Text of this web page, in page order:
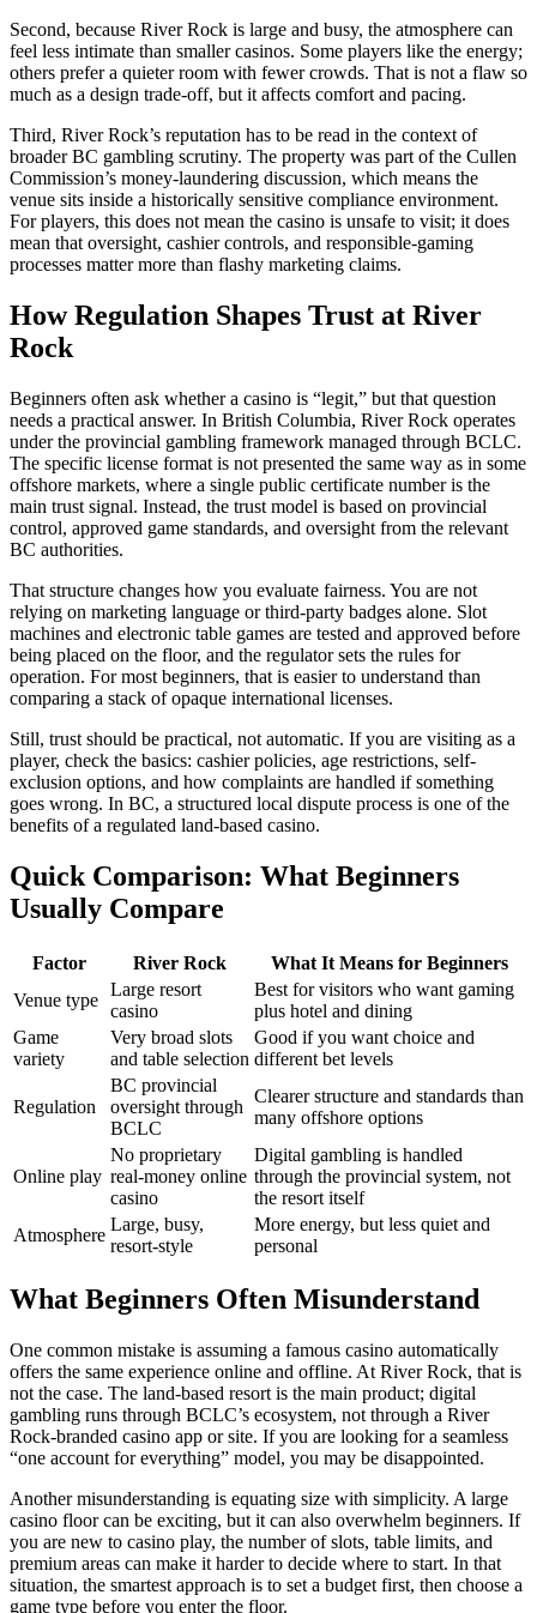
Second, because River Rock is large and busy, the atmosphere can
feel less intimate than smaller casinos. Some players like the energy;
others prefer a quieter room with fewer crowds. That is not a flaw so
much as a design trade-off, but it affects comfort and pacing.
Third, River Rock’s reputation has to be read in the context of
broader BC gambling scrutiny. The property was part of the Cullen
Commission’s money-laundering discussion, which means the
venue sits inside a historically sensitive compliance environment.
For players, this does not mean the casino is unsafe to visit; it does
mean that oversight, cashier controls, and responsible-gaming
processes matter more than flashy marketing claims.
How Regulation Shapes Trust at River
Rock
Beginners often ask whether a casino is “legit,” but that question
needs a practical answer. In British Columbia, River Rock operates
under the provincial gambling framework managed through BCLC.
The specific license format is not presented the same way as in some
offshore markets, where a single public certificate number is the
main trust signal. Instead, the trust model is based on provincial
control, approved game standards, and oversight from the relevant
BC authorities.
That structure changes how you evaluate fairness. You are not
relying on marketing language or third-party badges alone. Slot
machines and electronic table games are tested and approved before
being placed on the floor, and the regulator sets the rules for
operation. For most beginners, that is easier to understand than
comparing a stack of opaque international licenses.
Still, trust should be practical, not automatic. If you are visiting as a
player, check the basics: cashier policies, age restrictions, self-
exclusion options, and how complaints are handled if something
goes wrong. In BC, a structured local dispute process is one of the
benefits of a regulated land-based casino.
Quick Comparison: What Beginners
Usually Compare
Factor River Rock
What It Means for Beginners
Venue type
Large resort
casino
Best for visitors who want gaming
plus hotel and dining
Game
variety
Very broad slots
and table selection
Good if you want choice and
different bet levels
Regulation
BC provincial
oversight through
BCLC
Clearer structure and standards than
many offshore options
Online play
No proprietary
real-money online
casino
Digital gambling is handled
through the provincial system, not
the resort itself
Atmosphere
Large, busy,
resort-style
More energy, but less quiet and
personal
What Beginners Often Misunderstand
One common mistake is assuming a famous casino automatically
offers the same experience online and offline. At River Rock, that is
not the case. The land-based resort is the main product; digital
gambling runs through BCLC’s ecosystem, not through a River
Rock-branded casino app or site. If you are looking for a seamless
“one account for everything” model, you may be disappointed.
Another misunderstanding is equating size with simplicity. A large
casino floor can be exciting, but it can also overwhelm beginners. If
you are new to casino play, the number of slots, table limits, and
premium areas can make it harder to decide where to start. In that
situation, the smartest approach is to set a budget first, then choose a
game type before you enter the floor.